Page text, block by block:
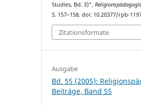
Studies, Bd. 3)“,
S. 157–158. doi: 10.20377/rpb-
Zitationsformate
Ausgabe
Bd. 55 (2005):
Beiträge, Band 55